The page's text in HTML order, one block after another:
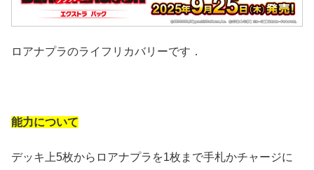
ロアナプラのライフリカバリーです．
能力について
デッキ上5枚からロアナプラを1枚まで手札かチャージに